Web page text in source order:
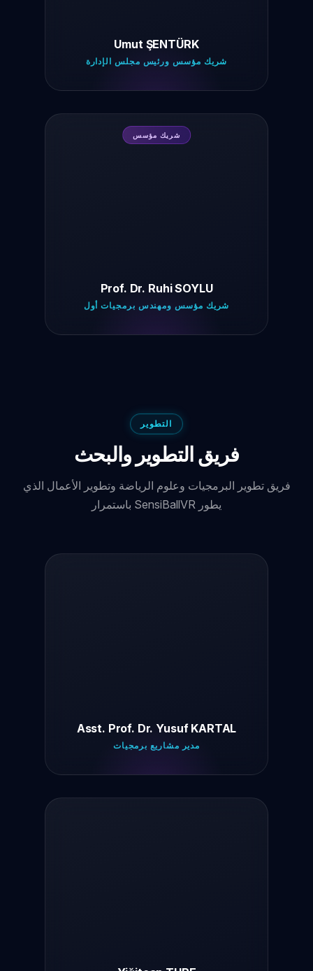
Umut ŞENTÜRK
شريك مؤسس ورئيس مجلس الإدارة
شريك مؤسس
Prof. Dr. Ruhi SOYLU
شريك مؤسس ومهندس برمجيات أول
التطوير
فريق التطوير والبحث
فريق تطوير البرمجيات وعلوم الرياضة وتطوير الأعمال الذي
يطور SensiBallVR باستمرار
Asst. Prof. Dr. Yusuf KARTAL
مدير مشاريع برمجيات